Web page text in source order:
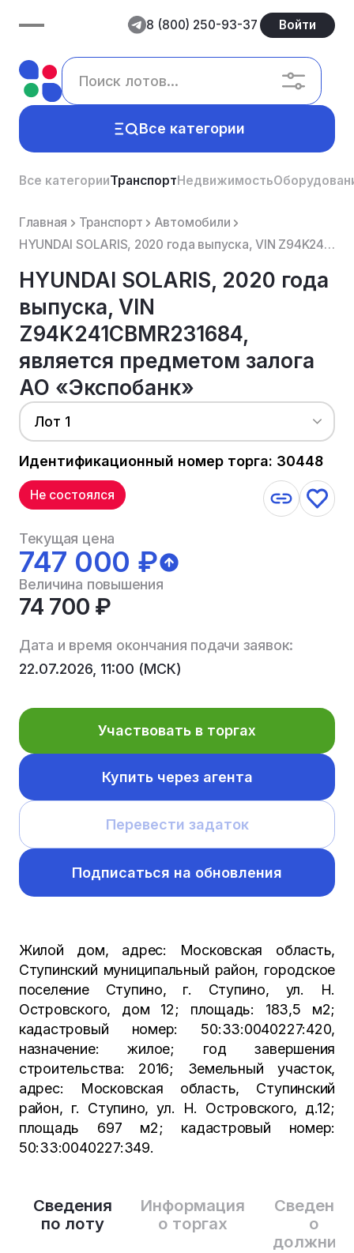
8 (800) 250-93-37 Войти
Все категории
Все категорииТранспортНедвижимость
Главная Транспорт
Автомобили
HYUNDAI SOLARIS, 2020 года выпуска, VIN Z94K241CBMR231684, является предметом залога АО «Экспобанк»
HYUNDAI SOLARIS, 2020 года
выпуска, VIN
Z94K241CBMR231684,
является предметом залога
АО «Экспобанк»
Лот 1
Идентификационный номер торга: 30448
Сведения
по лоту
Информация
о торгах
Сведения
о
Не состоялся
Текущая цена
747 000 ₽
Величина повышения
74 700 ₽
Дата и время окончания подачи заявок:
22.07.2026, 11:00 (МСК)
Участвовать в торгах
Купить через агента
Перевести задаток
Подписаться на обновления
Жилой дом, адрес: Московская область,
Ступинский муниципальный район, городское
поселение Ступино, г. Ступино, ул. Н.
Островского, дом 12; площадь: 183,5 м2;
кадастровый номер: 50:33:0040227:420,
назначение: жилое; год завершения
строительства: 2016; Земельный участок,
адрес: Московская область, Ступинский
район, г. Ступино, ул. Н. Островского, д.12;
площадь 697 м2; кадастровый номер:
50:33:0040227:349.